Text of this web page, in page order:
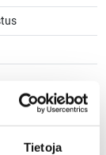
Tietoja